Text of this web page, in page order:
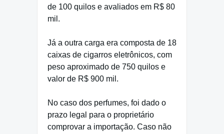
de 100 quilos e avaliados em R$ 80
mil.
Já a outra carga era composta de 18
caixas de cigarros eletrônicos, com
peso aproximado de 750 quilos e
valor de R$ 900 mil.
No caso dos perfumes, foi dado o
prazo legal para o proprietário
comprovar a importação. Caso não